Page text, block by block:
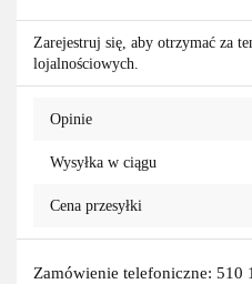
Zarejestruj się, aby otrzymać za
lojalnościowych.
Opinie
Wysyłka w ciągu
Cena przesyłki
Zamówienie telefoniczne: 510